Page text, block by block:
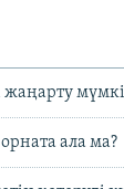
жаңарту
ала ма?